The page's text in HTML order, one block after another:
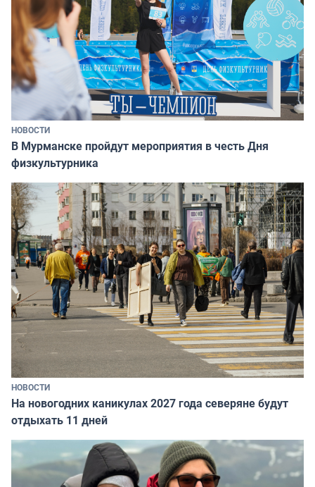
НОВОСТИ
В Мурманске пройдут мероприятия в честь Дня
физкультурника
НОВОСТИ
На новогодних каникулах 2027 года северяне будут
отдыхать 11 дней